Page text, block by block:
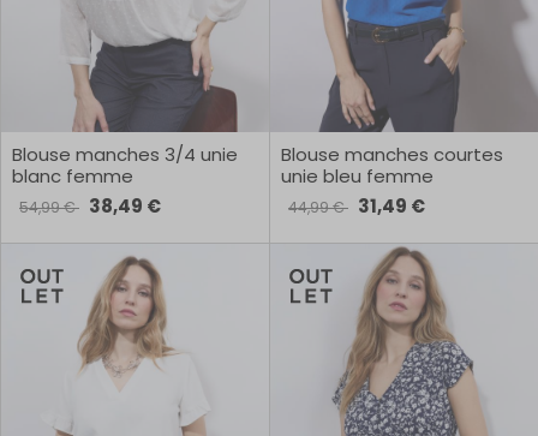
Blouse manches 3/4 unie
blanc femme
54,99 € 38,49 €
Blouse manches courtes
unie bleu femme
44,99 € 31,49 €